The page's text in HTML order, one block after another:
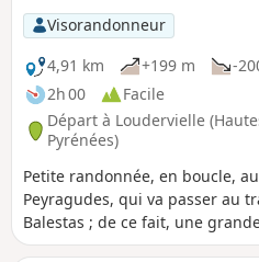
Visorandonneur
4,91 km
+199 m
-
2h 00
Facile
Départ à Loudervielle
Pyrénées)
Petite randonnée, en boucle,
Peyragudes, qui va passer au
Balestas ; de ce fait, une
ombragé.